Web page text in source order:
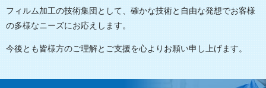
フィルム加工の技術集団として、確かな技術と自由な発想でお客様
の多様なニーズにお応えします。
今後とも皆様方のご理解とご支援を心よりお願い申し上げます。